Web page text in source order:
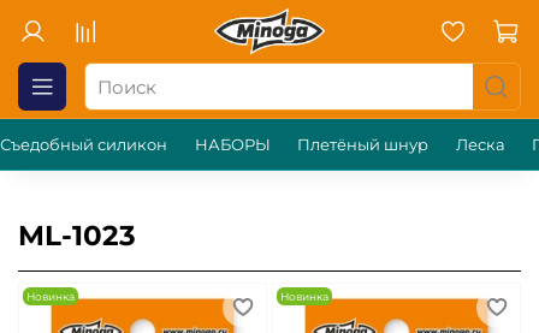
Съедобный силикон НАБОРЫ Плетёный шнур Леска
ML-1023
Новинка Новинка